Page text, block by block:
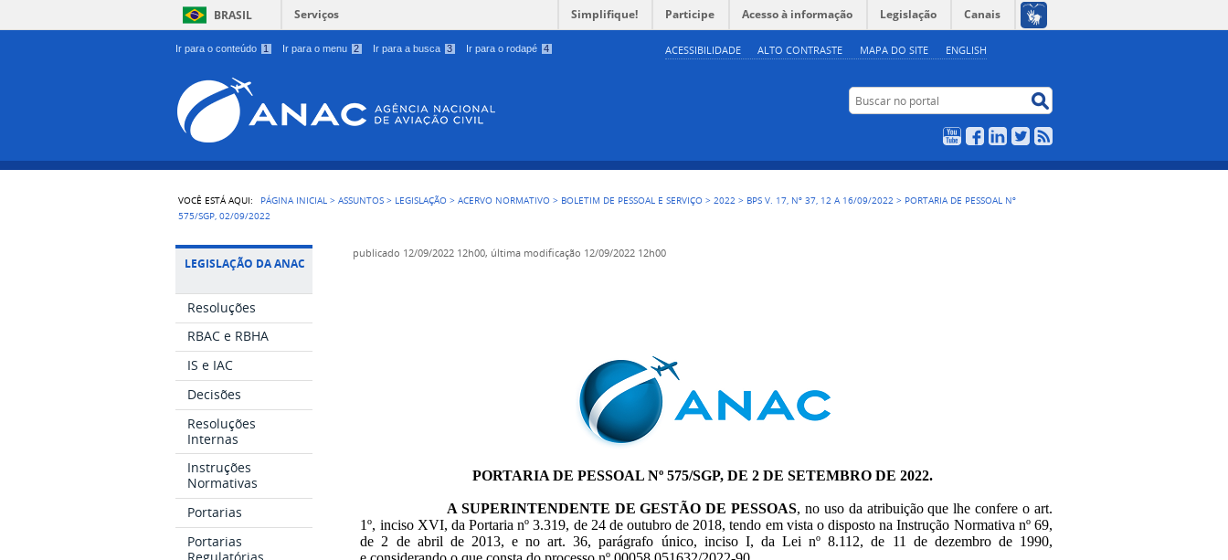
Ir para o conteúdo 1 Ir para o menu 2 Ir para a busca 3 Ir para o rodapé 4 ACESSIBILIDADE ALTO CONTRASTE MAPA DO SITE ENGLISH
BRASIL Serviços Simplifique! Participe Acesso à informação Legislação Canais
Buscar no portal
YouTubeFacebookLinkedIn
Twitter
VOCÊ ESTÁ AQUI: PÁGINA INICIAL >ASSUNTOS > LEGISLAÇÃO >ACERVO NORMATIVO > BOLETIM DE PESSOAL E SERVIÇO >2022 > BPS V. 17, Nº 37, 12 A 16/09/2022 > PORTARIA DE PESSOAL Nº
575/SGP, 02/09/2022
LEGISLAÇÃO DA ANAC
Resoluções
RBAC e RBHA
IS e IAC
Decisões
Resoluções
Internas
Instruções
Normativas
Portarias
Portarias
publicado 12/09/2022 12h00, última modificação 12/09/2022 12h00
PORTARIA DE PESSOAL Nº 575/SGP, DE 2 DE SETEMBRO DE 2022.
A SUPERINTENDENTE DE GESTÃO DE PESSOAS, no uso da atribuição que lhe confere o art.
1º, inciso XVI, da Portaria nº 3.319, de 24 de outubro de 2018, tendo em vista o disposto na Instrução Normativa nº 69,
de 2 de abril de 2013, e no art. 36, parágrafo único, inciso I, da Lei nº 8.112, de 11 de dezembro de 1990,